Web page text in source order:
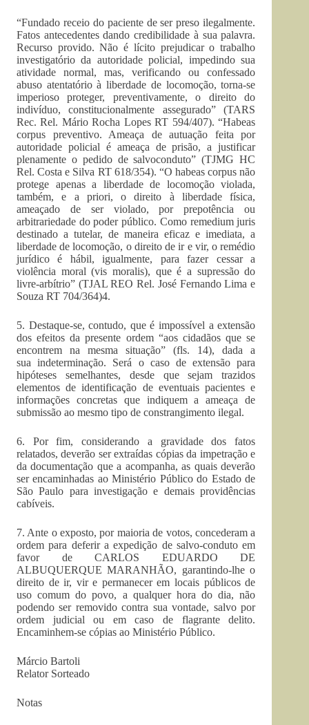
“Fundado receio do paciente de ser preso ilegalmente.
Fatos antecedentes dando credibilidade à sua palavra.
Recurso provido. Não é lícito prejudicar o trabalho
investigatório da autoridade policial, impedindo sua
atividade normal, mas, verificando ou confessado
abuso atentatório à liberdade de locomoção, torna-se
imperioso proteger, preventivamente, o direito do
indivíduo, constitucionalmente assegurado” (TARS
Rec. Rel. Mário Rocha Lopes RT 594/407). “Habeas
corpus preventivo. Ameaça de autuação feita por
autoridade policial é ameaça de prisão, a justificar
plenamente o pedido de salvoconduto” (TJMG HC
Rel. Costa e Silva RT 618/354). “O habeas corpus não
protege apenas a liberdade de locomoção violada,
também, e a priori, o direito à liberdade física,
ameaçado de ser violado, por prepotência ou
arbitrariedade do poder público. Como remedium juris
destinado a tutelar, de maneira eficaz e imediata, a
liberdade de locomoção, o direito de ir e vir, o remédio
jurídico é hábil, igualmente, para fazer cessar a
violência moral (vis moralis), que é a supressão do
livre-arbítrio” (TJAL REO Rel. José Fernando Lima e
Souza RT 704/364)4.
5. Destaque-se, contudo, que é impossível a extensão
dos efeitos da presente ordem “aos cidadãos que se
encontrem na mesma situação” (fls. 14), dada a
sua indeterminação. Será o caso de extensão para
hipóteses semelhantes, desde que sejam trazidos
elementos de identificação de eventuais pacientes e
informações concretas que indiquem a ameaça de
submissão ao mesmo tipo de constrangimento ilegal.
6. Por fim, considerando a gravidade dos fatos
relatados, deverão ser extraídas cópias da impetração e
da documentação que a acompanha, as quais deverão
ser encaminhadas ao Ministério Público do Estado de
São Paulo para investigação e demais providências
cabíveis.
7. Ante o exposto, por maioria de votos, concederam a
ordem para deferir a expedição de salvo-conduto em
favor de CARLOS EDUARDO DE
ALBUQUERQUE MARANHÃO, garantindo-lhe o
direito de ir, vir e permanecer em locais públicos de
uso comum do povo, a qualquer hora do dia, não
podendo ser removido contra sua vontade, salvo por
ordem judicial ou em caso de flagrante delito.
Encaminhem-se cópias ao Ministério Público.
Márcio Bartoli
Relator Sorteado
Notas